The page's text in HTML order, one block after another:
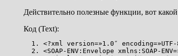
Действительно полезные функции, вот
Код (Text):
<?xml version=»1.0″ encoding=»UTF-
<SOAP-ENV:Envelope